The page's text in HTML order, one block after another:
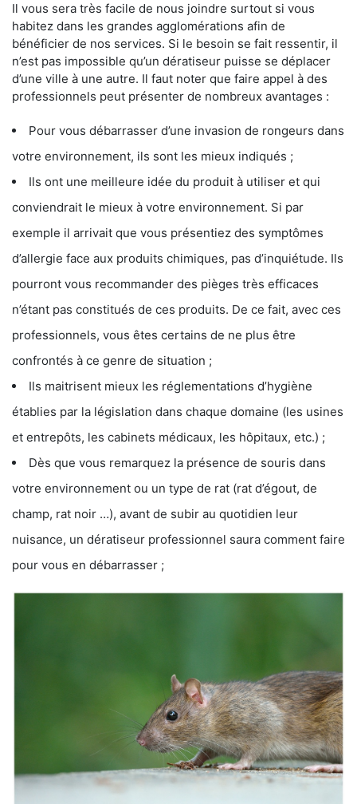
Il vous sera très facile de nous joindre surtout si vous
habitez dans les grandes agglomérations afin de
bénéficier de nos services. Si le besoin se fait ressentir, il
n’est pas impossible qu’un dératiseur puisse se déplacer
d’une ville à une autre. Il faut noter que faire appel à des
professionnels peut présenter de nombreux avantages :
Pour vous débarrasser d’une invasion de rongeurs dans
votre environnement, ils sont les mieux indiqués ;
Ils ont une meilleure idée du produit à utiliser et qui
conviendrait le mieux à votre environnement. Si par
exemple il arrivait que vous présentiez des symptômes
d’allergie face aux produits chimiques, pas d’inquiétude. Ils
pourront vous recommander des pièges très efficaces
n’étant pas constitués de ces produits. De ce fait, avec ces
professionnels, vous êtes certains de ne plus être
confrontés à ce genre de situation ;
Ils maitrisent mieux les réglementations d’hygiène
établies par la législation dans chaque domaine (les usines
et entrepôts, les cabinets médicaux, les hôpitaux, etc.) ;
Dès que vous remarquez la présence de souris dans
votre environnement ou un type de rat (rat d’égout, de
champ, rat noir …), avant de subir au quotidien leur
nuisance, un dératiseur professionnel saura comment faire
pour vous en débarrasser ;